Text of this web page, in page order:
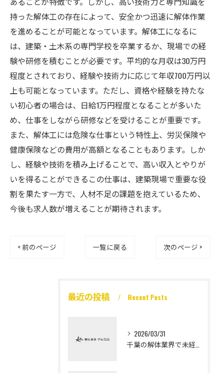
持った解体工の存在によって、安全かつ迅速に解体作業
を進めることが可能となっています。解体工になるに
は、建築・土木系の専門学校を卒業するか、現場での経
験や研修を積むことが必要です。平均的な月収は30万円
程度とされており、経験や技術力に応じて年収700万円以
上も可能となっています。ただし、資格や経験を持たな
い初心者の場合は、日給1万円程度となることが多いた
め、仕事をしながら研修などを受けることが重要です。
また、解体工には危険な仕事という特性上、労災保険や
健康保険などの費用が高額となることもあります。しか
し、経験や技術を積み上げることで、高い収入とやりが
いを得ることができるこの仕事は、建築現場で重要な役
割を果たす一方で、人材不足の課題を抱えているため、
今後も求人数が増えることが期待されます。
< 前のページ 一覧に戻る 次のページ >
最近の投稿 Recent Posts
2026/03/31